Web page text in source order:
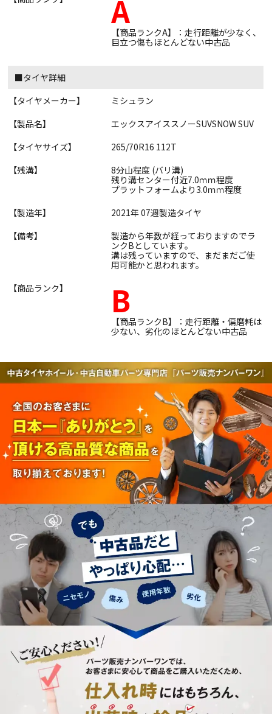
A
【商品ランクA】：走行距離が少なく、
目立つ傷もほとんどない中古品
■タイヤ詳細
【タイヤメーカー】
ミシュラン
【製品名】
エックスアイススノーSUVSNOW SUV
【タイヤサイズ】
265/70R16 112T
【残溝】
8分山程度 (バリ溝)
残り溝センター付近7.0ｍｍ程度
プラットフォームより3.0ｍｍ程度
【製造年】
2021年 07週製造タイヤ
【備考】
製造から年数が経っておりますのでラ
ンクBとしています。
溝は残っていますので、まだまだご使
用可能かと思われます。
【商品ランク】
B
【商品ランクB】：走行距離・偏磨耗は
少ない、劣化のほとんどない中古品